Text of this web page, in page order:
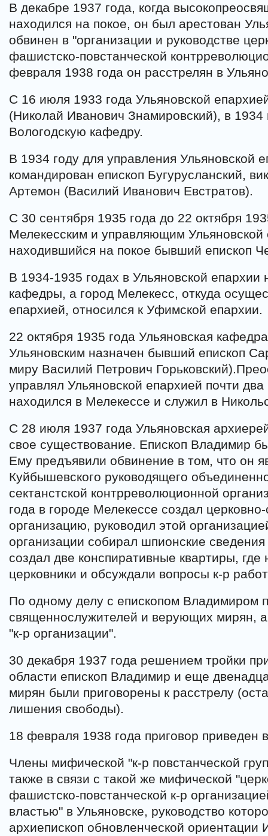
В декабре 1937 года, когда
находился на покое, он был арестован
обвинен в "организации и руководстве
фашистско-повстанческой
февраля 1938 года он расстрелян в
С 16 июля 1933 года Ульяновской
(Николай Иванович Знамировский), в
Вологодскую кафедру.
В 1934 году для управления Ульяновской
командирован епископ Бугурусланский,
Артемон (Василий Иванович Евстратов).
С 30 сентября 1935 года до 22 октября
Мелекесским и управляющим Ульяновской
находившийся на покое бывший епископ
В 1934-1935 годах в Ульяновской епархии
кафедры, а город Мелекесс, откуда
епархией, относился к Уфимской епархии.
22 октября 1935 года Ульяновская
Ульяновским назначен бывший епископ
миру Василий Петрович
управлял Ульяновской епархией почти
находился в Мелекессе и служил в
С 28 июля 1937 года Ульяновская
свое существование. Епископ Владимир
Ему предъявили обвинение в том, что он
Куйбышевского руководящего
сектанстской контрреволюционной
года в городе Мелекессе создал церковно-
организацию, руководил этой
организации собирал шпионские
создал две конспиративные квартиры, где
церковники и обсуждали вопросы к-р
По одному делу с епископом Владимиром
священнослужителей и верующих мирян,
"к-р организации".
30 декабря 1937 года решением тройки
области епископ Владимир и еще
мирян были приговорены к расстрелу
лишения свободы).
18 февраля 1938 года приговор приведен
Члены мифической "к-р повстанческой
также в связи с такой же мифической
фашистско-повстанческой к-р
властью" в Ульяновске, руководство
архиепископ обновленческой ориентации